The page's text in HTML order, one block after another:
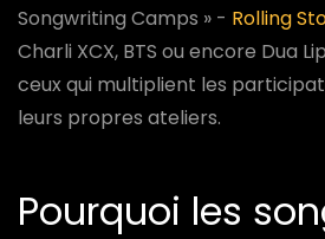
Songwriting Camps » - Rolling
Charli XCX, BTS ou encore Dua
ceux qui multiplient les
leurs propres ateliers.
Pourquoi les